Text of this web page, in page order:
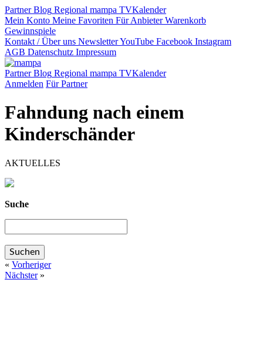
PartnerBlog Regional mampa TVKalender
Mein Konto Meine Favoriten Für AnbieterWarenkorb
Gewinnspiele
Kontakt / Über uns NewsletterYouTube Facebook Instagram
AGB Datenschutz Impressum
PartnerBlog Regional mampa TVKalender
Anmelden Für Partner
Fahndung nach einem
Kinderschänder
AKTUELLES
Suche
« Vorheriger
Nächster»